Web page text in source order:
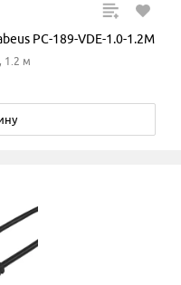
PC-189-VDE-1.0-1.2M
1.2 м